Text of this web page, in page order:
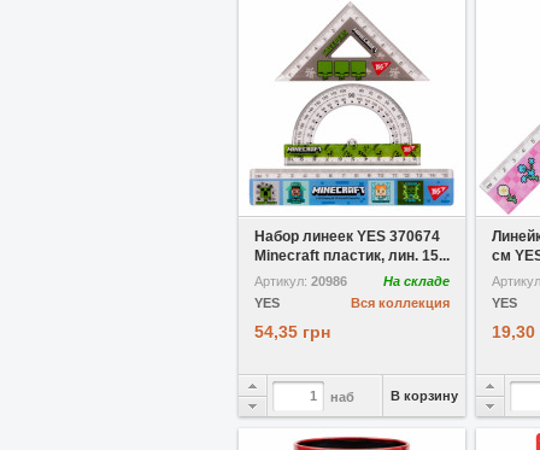
В избранное
Набор линеек YES 370674
Minecraft пластик, лин. 15...
Артикул: 20986
На складе
Вся коллекция
YES
54,35 грн
наб В корзину
см
YES
19,30